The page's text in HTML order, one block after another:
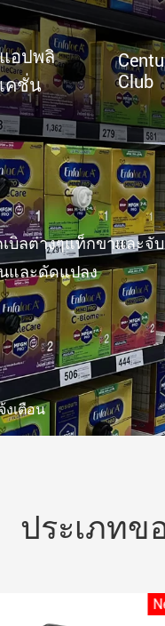
อปพลิ
คชั่น
Club
ลต่างๆแท็กขาและจั
และดัดแปลง
งเตือน
ประเภทข